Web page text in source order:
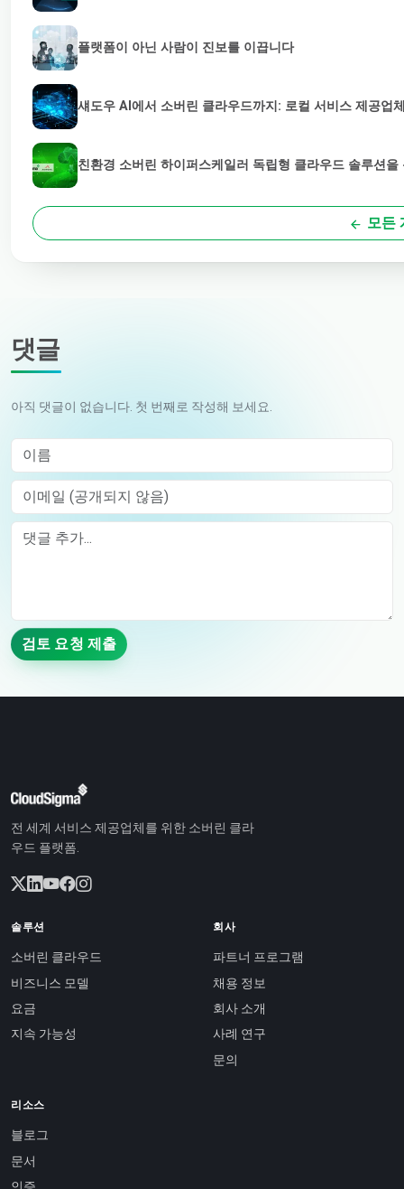
플랫폼이 아닌 사람이 진보를 이끕니다
섀도우 AI에서 소버린 클라우드까지: 로컬 서비스 제공업
친환경 소버린 하이퍼스케일러 독립형 클라우드 솔루션
모든
댓글
아직 댓글이 없습니다. 첫 번째로 작성해 보세요.
이름
이메일 (공개되지 않음)
Comment
검토 요청 제출
전 세계 서비스 제공업체를 위한 소버린 클라
우드 플랫폼.
솔루션
소버린 클라우드
비즈니스 모델
요금
지속 가능성
회사
파트너 프로그램
채용 정보
회사 소개
사례 연구
문의
리소스
블로그
문서